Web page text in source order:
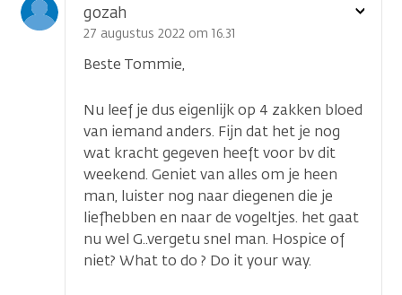
gozah
27 augustus 2022 om 16.31
Beste Tommie,
Nu leef je dus eigenlijk op 4 zakken bloed
van iemand anders. Fijn dat het je nog
wat kracht gegeven heeft voor bv dit
weekend. Geniet van alles om je heen
man, luister nog naar diegenen die je
liefhebben en naar de vogeltjes. het gaat
nu wel G..vergetu snel man. Hospice of
niet? What to do ? Do it your way.
Toon